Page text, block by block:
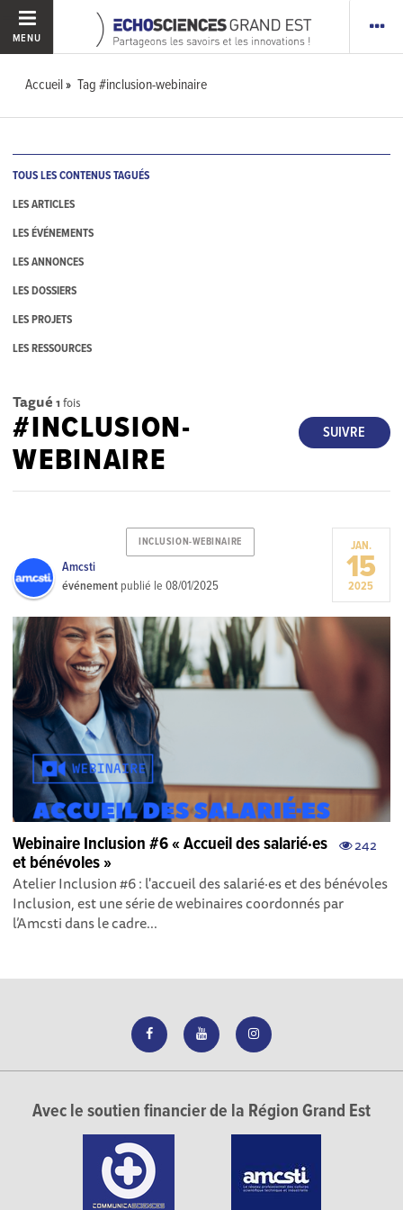
MENU
Accueil Tag #inclusion-webinaire
TOUS LES CONTENUS TAGUÉS
LES ARTICLES
LES ÉVÉNEMENTS
LES ANNONCES
LES DOSSIERS
LES PROJETS
LES RESSOURCES
Tagué 1 fois
SUIVRE
#INCLUSION-
WEBINAIRE
INCLUSION-WEBINAIRE
Amcsti
événement publié le08/01/2025
JAN.
15
2025
242
Webinaire Inclusion #6 « Accueil des salarié·es
et bénévoles »
Atelier Inclusion #6 : l'accueil des salarié·es et des bénévoles
Inclusion, est une série de webinaires coordonnés par
l’Amcsti dans le cadre...
Avec le soutien financier de la Région Grand Est